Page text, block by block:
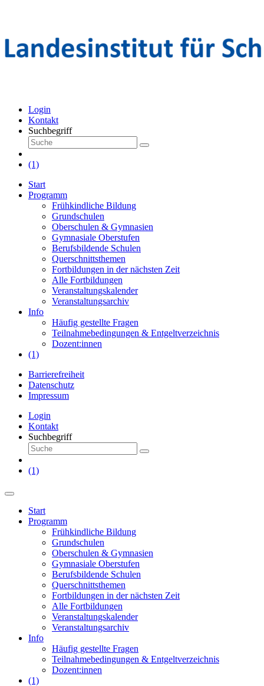
Login
Kontakt
Suchbegriff
(1)
Start
Programm
Frühkindliche Bildung
Grundschulen
Oberschulen & Gymnasien
Gymnasiale Oberstufen
Berufsbildende Schulen
Querschnittsthemen
Fortbildungen in der nächsten Zeit
Alle Fortbildungen
Veranstaltungskalender
Veranstaltungsarchiv
Info
Häufig gestellte Fragen
Teilnahmebedingungen & Entgeltverzeichnis
Dozent:innen
(1)
Barrierefreiheit
Datenschutz
Impressum
Login
Kontakt
Suchbegriff
(1)
Start
Programm
Frühkindliche Bildung
Grundschulen
Oberschulen & Gymnasien
Gymnasiale Oberstufen
Berufsbildende Schulen
Querschnittsthemen
Fortbildungen in der nächsten Zeit
Alle Fortbildungen
Veranstaltungskalender
Veranstaltungsarchiv
Info
Häufig gestellte Fragen
Teilnahmebedingungen & Entgeltverzeichnis
Dozent:innen
(1)